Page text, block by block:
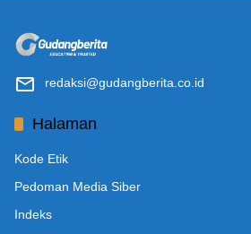
redaksi@gudangberita.co.id
Halaman
Kode Etik
Pedoman Media Siber
Indeks